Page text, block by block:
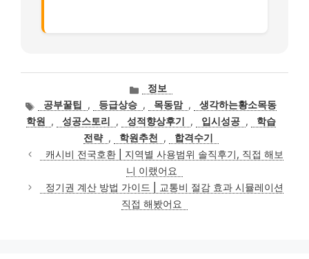
카
고
리
정보
태
그
공부꿀팁 , 등급상승 , 목동맘 ,
생각하는황소목동
학원
, 성공스토리 , 성적향상후기 , 입시성공 ,
학습
전략 , 학원추천 ,
합격수기
캐시비 전국호환 | 지역별 사용범위 솔직후기, 직접 해보
니 이랬어요
정기권 계산 방법 가이드 | 교통비 절감 효과 시뮬레이션
직접 해봤어요